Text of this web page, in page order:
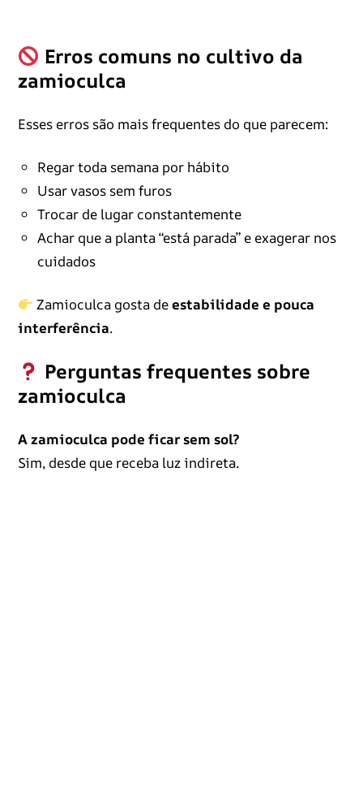
Erros comuns no cultivo da
zamioculca
Esses erros são mais frequentes do que parecem:
Regar toda semana por hábito
Usar vasos sem furos
Trocar de lugar constantemente
Achar que a planta “está parada” e exagerar nos
cuidados
Zamioculca gosta deestabilidade e pouca
interferência.
Perguntas frequentes sobre
zamioculca
A zamioculca pode ficar sem sol?
Sim, desde que receba luz indireta.